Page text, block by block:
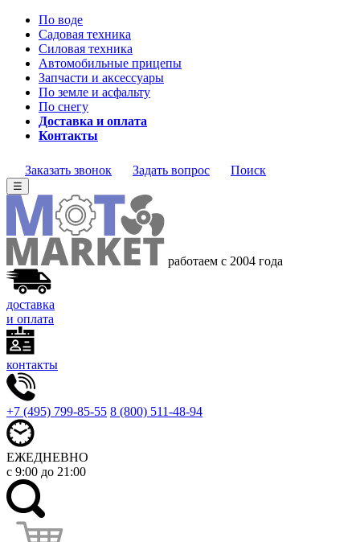
По воде
Садовая техника
Силовая техника
Автомобильные прицепы
Запчасти и аксессуары
По земле и асфальту
По снегу
Доставка и оплата
Контакты
Заказать звонок Задать вопрос Поиск
☰
работаем с 2004 года
доставка
и оплата
контакты
+7 (495) 799-85-55 8 (800) 511-48-94
ЕЖЕДНЕВНО
с 9:00 до 21:00